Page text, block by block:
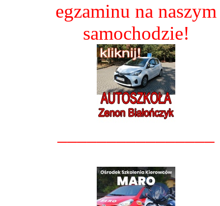
egzaminu na naszym
samochodzie!